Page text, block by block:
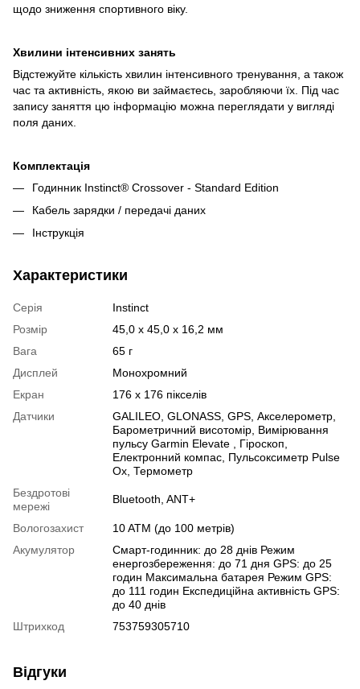
щодо зниження спортивного віку.
Хвилини інтенсивних занять
Відстежуйте кількість хвилин інтенсивного тренування, а також
час та активність, якою ви займаєтесь, заробляючи їх. Під час
запису заняття цю інформацію можна переглядати у вигляді
поля даних.
Комплектація
Годинник Instinct® Crossover - Standard Edition
Кабель зарядки / передачі даних
Інструкція
Характеристики
Серія
Instinct
Розмір
45,0 x 45,0 x 16,2 мм
Вага
65 г
Дисплей
Монохромний
Екран
176 x 176 пікселів
Датчики
GALILEO, GLONASS, GPS, Акселерометр,
Барометричний висотомір, Вимірювання
пульсу Garmin Elevate , Гіроскоп,
Електронний компас, Пульсоксиметр Pulse
Ox, Термометр
Бездротові
мережі
Bluetooth, ANT+
Вологозахист
10 ATM (до 100 метрів)
Акумулятор
Смарт-годинник: до 28 днів Режим
енергозбереження: до 71 дня GPS: до 25
годин Максимальна батарея Режим GPS:
до 111 годин Експедиційна активність GPS:
до 40 днів
Штрихкод
753759305710
Відгуки